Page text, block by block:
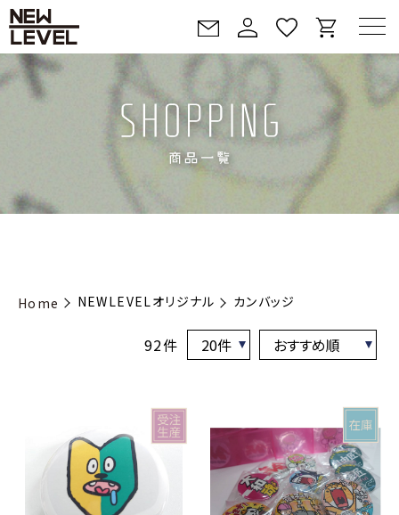
Home NEWLEVELオリジナル カンバッジ
92件